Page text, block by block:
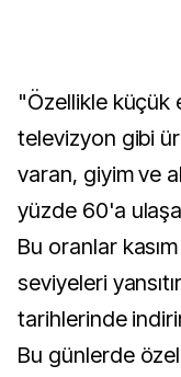
"Özellikle küçük
televizyon gibi
varan, giyim ve
yüzde 60'a
Bu oranlar
seviyeleri
tarihlerinde
Bu günlerde